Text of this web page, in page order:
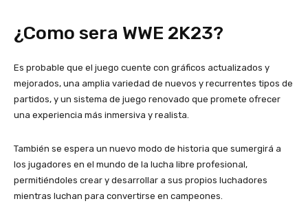
¿Como sera WWE 2K23?
Es probable que el juego cuente con gráficos actualizados y
mejorados, una amplia variedad de nuevos y recurrentes tipos de
partidos, y un sistema de juego renovado que promete ofrecer
una experiencia más inmersiva y realista.
También se espera un nuevo modo de historia que sumergirá a
los jugadores en el mundo de la lucha libre profesional,
permitiéndoles crear y desarrollar a sus propios luchadores
mientras luchan para convertirse en campeones.